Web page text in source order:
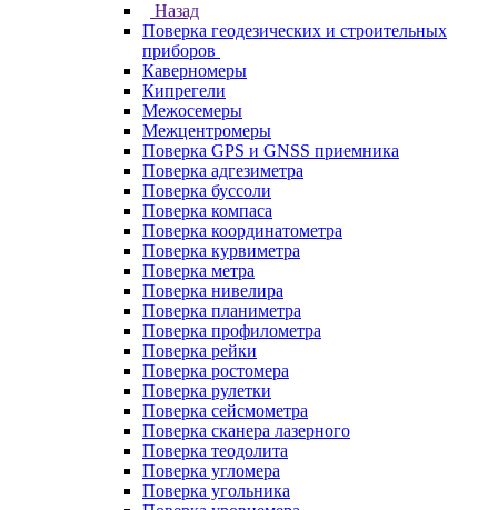
Назад
Поверка геодезических и строительных
приборов
Каверномеры
Кипрегели
Межосемеры
Межцентромеры
Поверка GPS и GNSS приемника
Поверка адгезиметра
Поверка буссоли
Поверка компаса
Поверка координатометра
Поверка курвиметра
Поверка метра
Поверка нивелира
Поверка планиметра
Поверка профилометра
Поверка рейки
Поверка ростомера
Поверка рулетки
Поверка сейсмометра
Поверка сканера лазерного
Поверка теодолита
Поверка угломера
Поверка угольника